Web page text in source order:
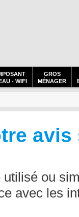
- WIFI
GROS
MÉNAGER
ou
avec les